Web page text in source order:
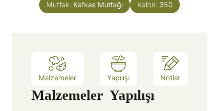
Mutfak: Kafkas Mutfağı Kalori: 350
Malzemeler Yapılışı Notlar
Malzemeler Yapılışı